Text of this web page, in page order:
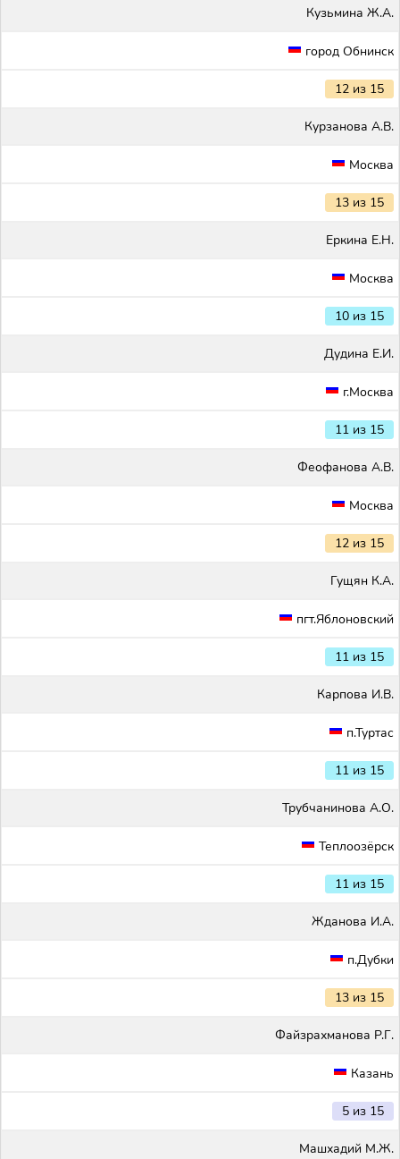
Кузьмина Ж.А.
город Обнинск
12 из 15
Курзанова А.В.
Москва
13 из 15
Еркина Е.Н.
Москва
10 из 15
Дудина Е.И.
г.Москва
11 из 15
Феофанова А.В.
Москва
12 из 15
Гущян К.А.
пгт.Яблоновский
11 из 15
Карпова И.В.
п.Туртас
11 из 15
Трубчанинова А.О.
Теплоозёрск
11 из 15
Жданова И.А.
п.Дубки
13 из 15
Файзрахманова Р.Г.
Казань
5 из 15
Машхадий М.Ж.